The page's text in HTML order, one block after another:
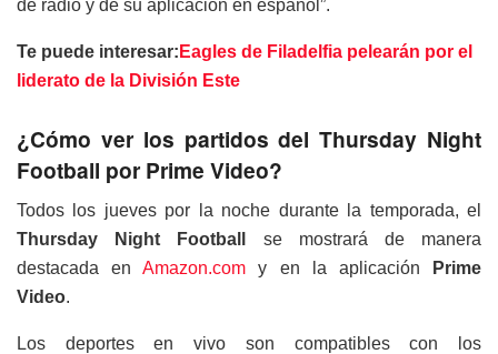
de radio y de su aplicación en español”.
Te puede interesar: Eagles de Filadelfia pelearán por el
liderato de la División Este
¿Cómo ver los partidos del Thursday Night
Football por Prime Video?
Todos los jueves por la noche durante la temporada, el
Thursday Night Football
se mostrará de manera
destacada enAmazon.com y en la aplicación
Prime
Video.
Los deportes en vivo son compatibles con los